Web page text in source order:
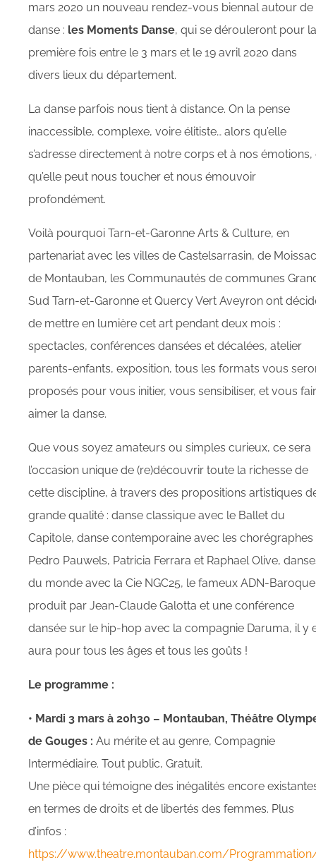
mars 2020 un nouveau rendez-vous biennal autour de
danse : les Moments Danse, qui se dérouleront pour la
première fois entre le 3 mars et le 19 avril 2020 dans
divers lieux du département.
La danse parfois nous tient à distance. On la pense
inaccessible, complexe, voire élitiste… alors qu’elle
s’adresse directement à notre corps et à nos émotions,
qu’elle peut nous toucher et nous émouvoir
profondément.
Voilà pourquoi Tarn-et-Garonne Arts & Culture, en
partenariat avec les villes de Castelsarrasin, de
de Montauban, les Communautés de communes
Sud Tarn-et-Garonne et Quercy Vert Aveyron ont
de mettre en lumière cet art pendant deux mois :
spectacles, conférences dansées et décalées, atelier
parents-enfants, exposition, tous les formats vous
proposés pour vous initier, vous sensibiliser, et vous
aimer la danse.
Que vous soyez amateurs ou simples curieux, ce sera
l’occasion unique de (re)découvrir toute la richesse de
cette discipline, à travers des propositions artistiques
grande qualité : danse classique avec le Ballet du
Capitole, danse contemporaine avec les chorégraphes
Pedro Pauwels, Patricia Ferrara et Raphael Olive,
du monde avec la Cie NGC25, le fameux ADN-Baroque
produit par Jean-Claude Galotta et une conférence
dansée sur le hip-hop avec la compagnie Daruma, il y
aura pour tous les âges et tous les goûts !
Le programme :
• Mardi 3 mars à 20h30 – Montauban, Théâtre
de Gouges : Au mérite et au genre, Compagnie
Intermédiaire. Tout public, Gratuit.
Une pièce qui témoigne des inégalités encore
en termes de droits et de libertés des femmes. Plus
d’infos :
https://www.theatre.montauban.com/